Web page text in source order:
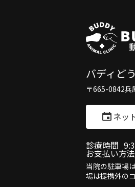
バディど
〒665-0842兵
ネッ
診療時間
お支払い方法
当院の駐車場
場は提携外の